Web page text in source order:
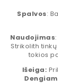
Spalvos:
Naudojimas
Strikolith
tokios
Išeiga: